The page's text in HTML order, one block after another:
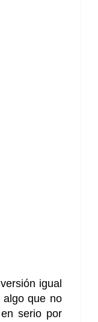
igual
algo que no
serio por